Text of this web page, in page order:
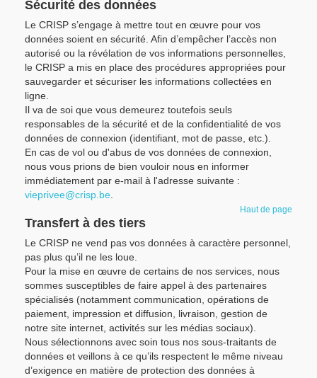
Sécurité des données
Le CRISP s’engage à mettre tout en œuvre pour vos
données soient en sécurité. Afin d’empêcher l’accès non
autorisé ou la révélation de vos informations personnelles,
le CRISP a mis en place des procédures appropriées pour
sauvegarder et sécuriser les informations collectées en
ligne.
Il va de soi que vous demeurez toutefois seuls
responsables de la sécurité et de la confidentialité de vos
données de connexion (identifiant, mot de passe, etc.).
En cas de vol ou d'abus de vos données de connexion,
nous vous prions de bien vouloir nous en informer
immédiatement par e-mail à l'adresse suivante :
vieprivee@crisp.be.
Haut de page
Transfert à des tiers
Le CRISP ne vend pas vos données à caractère personnel,
pas plus qu’il ne les loue.
Pour la mise en œuvre de certains de nos services, nous
sommes susceptibles de faire appel à des partenaires
spécialisés (notamment communication, opérations de
paiement, impression et diffusion, livraison, gestion de
notre site internet, activités sur les médias sociaux).
Nous sélectionnons avec soin tous nos sous-traitants de
données et veillons à ce qu’ils respectent le même niveau
d’exigence en matière de protection des données à